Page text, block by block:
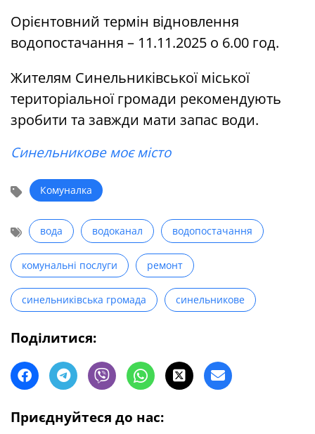
Орієнтовний термін відновлення
водопостачання – 11.11.2025 о 6.00 год.
Жителям Синельниківської міської
територіальної громади рекомендують
зробити та завжди мати запас води.
Синельникове моє місто
Комуналка
вода водоканал водопостачання
комунальні послуги ремонт
синельниківська громада синельникове
Поділитися:
Приєднуйтеся до нас: